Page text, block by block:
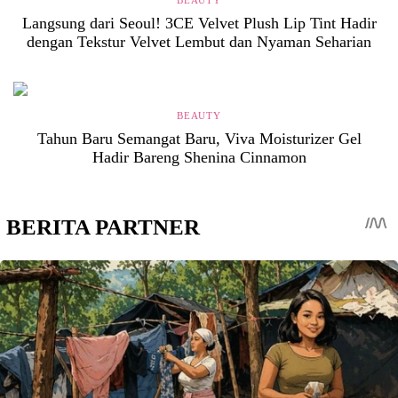
Langsung dari Seoul! 3CE Velvet Plush Lip Tint Hadir
dengan Tekstur Velvet Lembut dan Nyaman Seharian
BEAUTY
Tahun Baru Semangat Baru, Viva Moisturizer Gel
Hadir Bareng Shenina Cinnamon